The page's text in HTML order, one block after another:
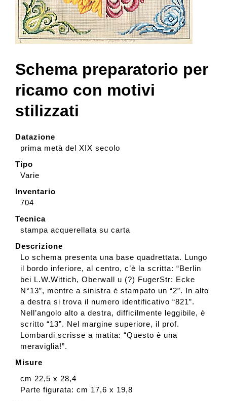
Collection
Accessibility
Search
Italiano
Schema preparatorio per
ricamo con motivi
stilizzati
Datazione
prima metà del XIX secolo
Tipo
Varie
Inventario
704
Tecnica
stampa acquerellata su carta
Descrizione
Lo schema presenta una base quadrettata. Lungo
il bordo inferiore, al centro, c’è la scritta: “Berlin
bei L.W.Wittich, Oberwall u (?) FugerStr: Ecke
N°13”, mentre a sinistra è stampato un “2”. In alto
a destra si trova il numero identificativo “821”.
Nell’angolo alto a destra, difficilmente leggibile, è
scritto “13”. Nel margine superiore, il prof.
Lombardi scrisse a matita: “Questo è una
meraviglia!”.
Misure
cm 22,5 x 28,4
Parte figurata: cm 17,6 x 19,8